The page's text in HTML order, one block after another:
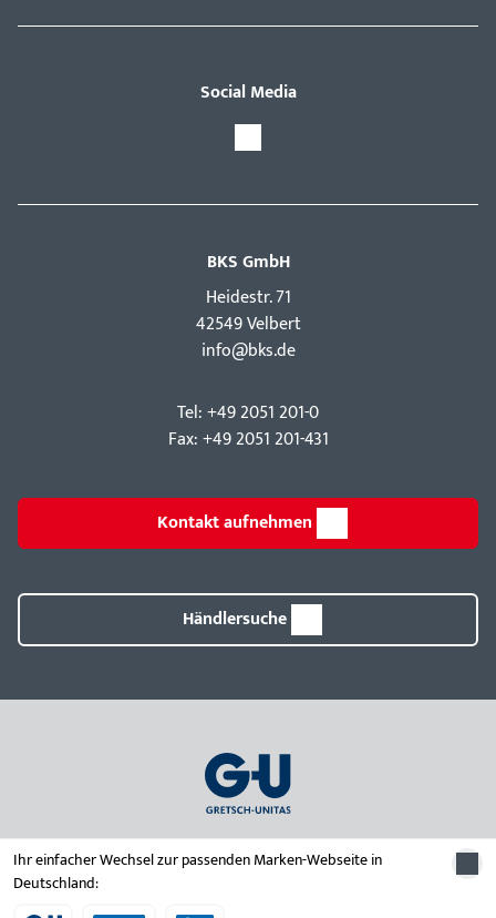
Ihr einfacher Wechsel zur passenden Marken-Webseite in
Deutschland:
Social Media
BKS GmbH
Hei­destr. 71
42549 Velbert
info@bks.de
Tel: +49 2051 201-0
Fax: +49 2051 201-431
Kontakt aufnehmen
Händlersuche
© 2026 Unternehmensgruppe Gretsch-Unitas